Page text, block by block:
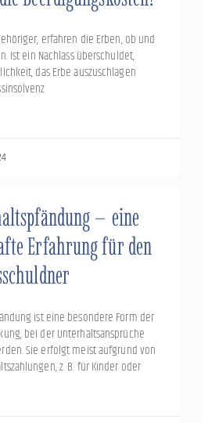
erfahren die Erben, ob und
Ist ein Nachlass überschuldet,
das Erbe auszuschlagen
– eine
Erfahrung für den
ist eine besondere Form der
bei der Unterhaltsansprüche
Sie erfolgt meist aufgrund von
z. B. für Kinder oder